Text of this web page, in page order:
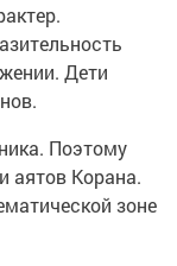
Дети
Поэтому
аятов Корана.
зоне